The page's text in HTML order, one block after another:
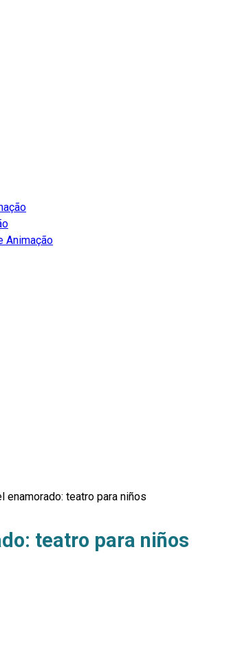
Animação
enamorado: teatro para niños
teatro para niños